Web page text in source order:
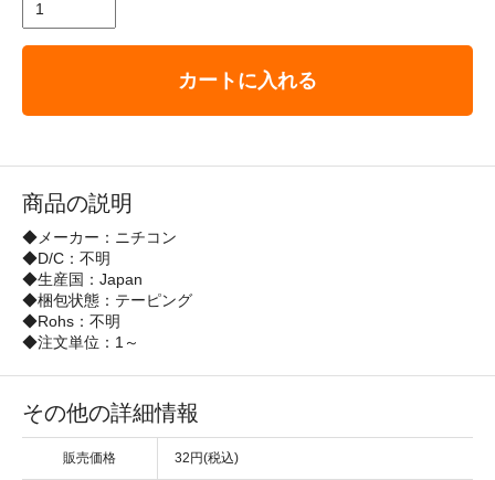
カートに入れる
商品の説明
◆メーカー：ニチコン
◆D/C：不明
◆生産国：Japan
◆梱包状態：テーピング
◆Rohs：不明
◆注文単位：1～
その他の詳細情報
販売価格 32円(税込)